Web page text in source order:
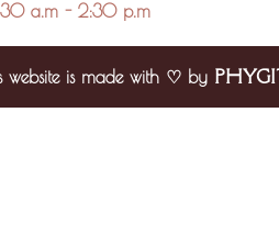
a.m - 2:30 p.m
website is made with ♡ by